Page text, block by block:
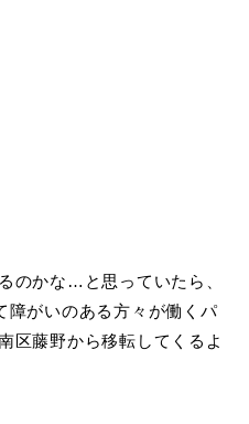
のかな…と思っていたら、
障がいのある方々が働くパ
区藤野から移転してくるよ